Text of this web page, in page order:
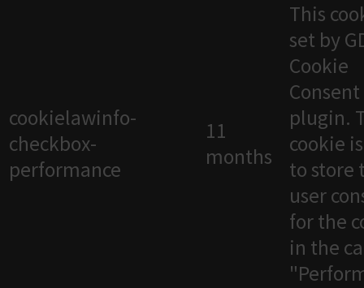
cookielawinfo-
checkbox-
performance
11
months
This
set by
Cookie
Consent
plugin.
cookie
to store
user
for the
in the